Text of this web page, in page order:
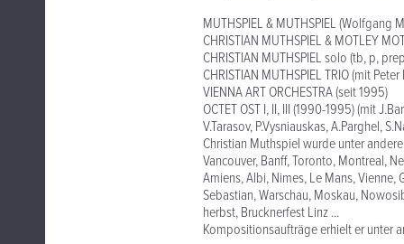
MUTHSPIEL & MUTHSPIEL (Wolfgang
CHRISTIAN MUTHSPIEL & MOTLEY
CHRISTIAN MUTHSPIEL solo (tb, p,
CHRISTIAN MUTHSPIEL TRIO (mit
VIENNA ART ORCHESTRA (seit 1995)
OCTET OST I, II, III (1990-1995) (mit
V.Tarasov, P.Vysniauskas, A.Parghel,
Christian Muthspiel wurde unter
Vancouver, Banff, Toronto, Montreal,
Amiens, Albi, Nimes, Le Mans, Vienne,
Sebastian, Warschau, Moskau,
herbst, Brucknerfest Linz ...
Kompositionsaufträge erhielt er unter